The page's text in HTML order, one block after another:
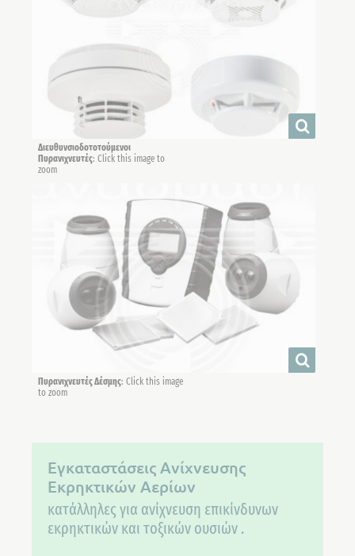
Διευθυνσιοδοτοτούμενοι
Πυρανιχνευτές: Click this image to
zoom
Πυρανιχνευτές Δέσμης: Click this image
to zoom
Εγκαταστάσεις Ανίχνευσης
Εκρηκτικών Αερίων
κατάλληλες για ανίχνευση επικίνδυνων
εκρηκτικών και τοξικών ουσιών .